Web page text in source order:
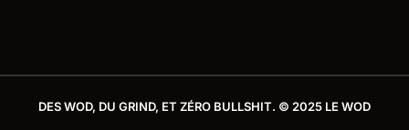
DES WOD, DU GRIND, ET ZÉRO BULLSHIT. © 2025 LE WOD